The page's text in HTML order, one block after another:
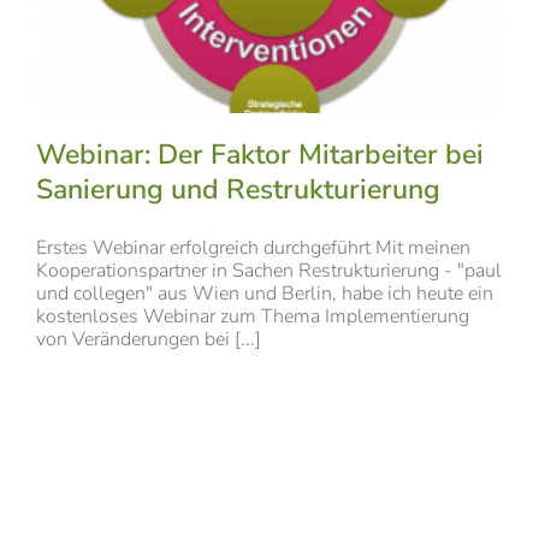
Webinar: Der Faktor Mitarbeiter bei
Sanierung und Restrukturierung
Erstes Webinar erfolgreich durchgeführt Mit meinen
Kooperationspartner in Sachen Restrukturierung - "paul
und collegen" aus Wien und Berlin, habe ich heute ein
kostenloses Webinar zum Thema Implementierung
von Veränderungen bei [...]